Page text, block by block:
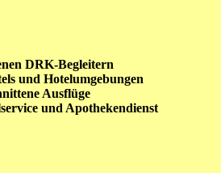
DRK-Begleitern
und Hotelumgebungen
Ausflüge
und Apothekendienst